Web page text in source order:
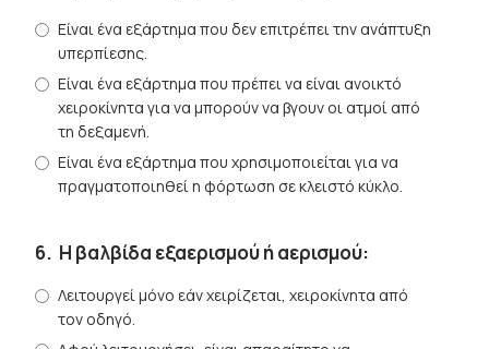
Είναι ένα εξάρτημα που δεν επιτρέπει την ανάπτυξη
υπερπίεσης.
Είναι ένα εξάρτημα που πρέπει να είναι ανοικτό
χειροκίνητα για να μπορούν να βγουν οι ατμοί από
τη δεξαμενή.
Είναι ένα εξάρτημα που χρησιμοποιείται για να
πραγματοποιηθεί η φόρτωση σε κλειστό κύκλο.
6. Η βαλβίδα εξαερισμού ή αερισμού:
Λειτουργεί μόνο εάν χειρίζεται, χειροκίνητα από
τον οδηγό.